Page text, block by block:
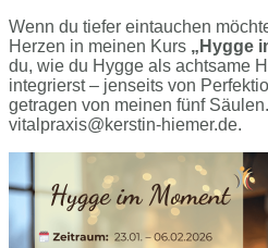
Wenn du tiefer eintauchen
Herzen in meinen Kurs „Hygge
du, wie du Hygge als achtsame
integrierst – jenseits von
getragen von meinen fünf
vitalpraxis@kerstin-hiemer.de.